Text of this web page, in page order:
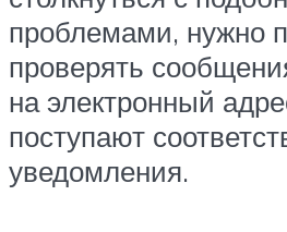
проблемами, нужно
проверять
на электронный
поступают
уведомления.